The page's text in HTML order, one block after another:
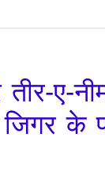
ए-
के